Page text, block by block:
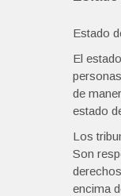
Estado
El
de
estado
Los
Son
encima